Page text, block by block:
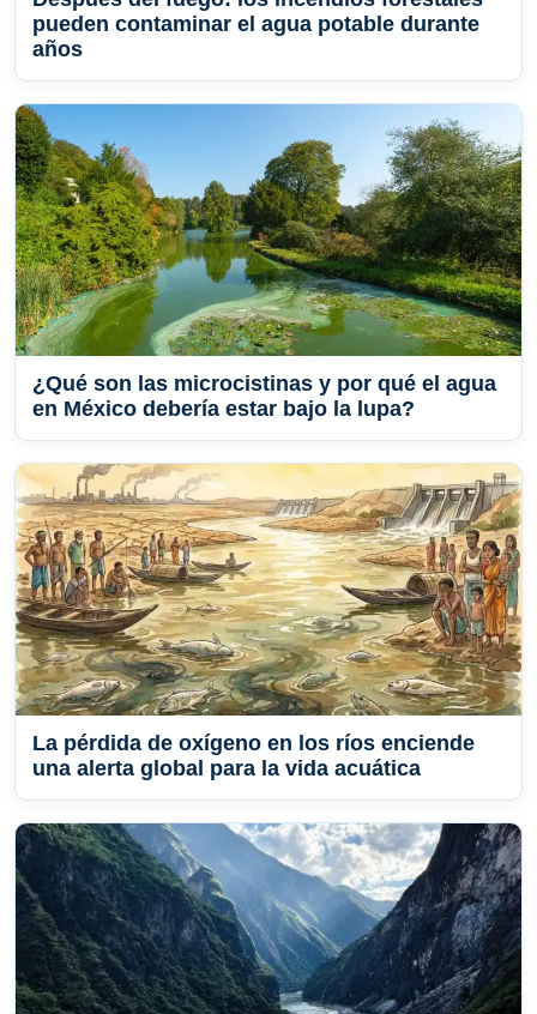
pueden contaminar el agua potable durante
años
¿Qué son las microcistinas y por qué el agua
en México debería estar bajo la lupa?
La pérdida de oxígeno en los ríos enciende
una alerta global para la vida acuática